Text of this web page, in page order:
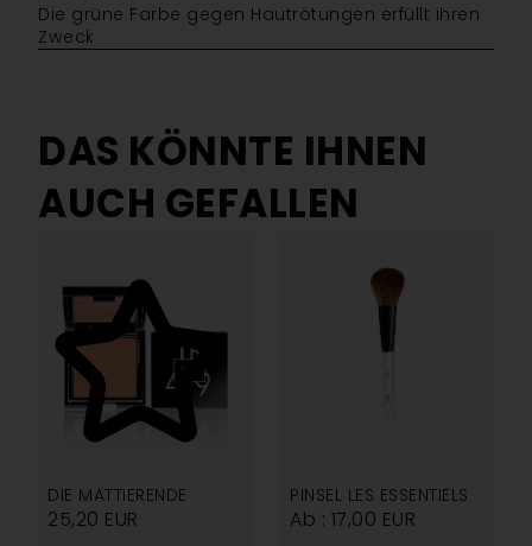
Die grüne Farbe gegen Hautrötungen erfüllt ihren
Zweck
DAS KÖNNTE IHNEN
AUCH GEFALLEN
DIE MATTIERENDE
25,20 EUR
PINSEL LES ESSENTIELS
Ab : 17,00 EUR